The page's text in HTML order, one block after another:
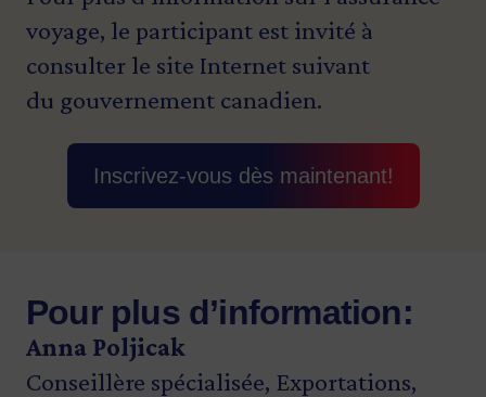
voyage, le participant est invité à
consulter le site Internet suivant
du gouvernement canadien.
Inscrivez-vous dès maintenant!
Pour plus d’information:
Anna Poljicak
Conseillère spécialisée, Exportations,